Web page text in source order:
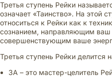
Третья ступень Рейки
означает «Таинство». На этой
относиться к Рейки как к
сознанием, направляющим ваш
совершенствующим ваше
Третья ступень Рейки делится
3А – это мастер-целитель